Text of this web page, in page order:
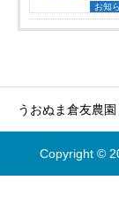
お知
うおぬま倉友農園
Copyright ©